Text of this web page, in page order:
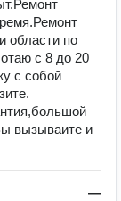
области по
с 8 до 20
с собой
вызываите и
—